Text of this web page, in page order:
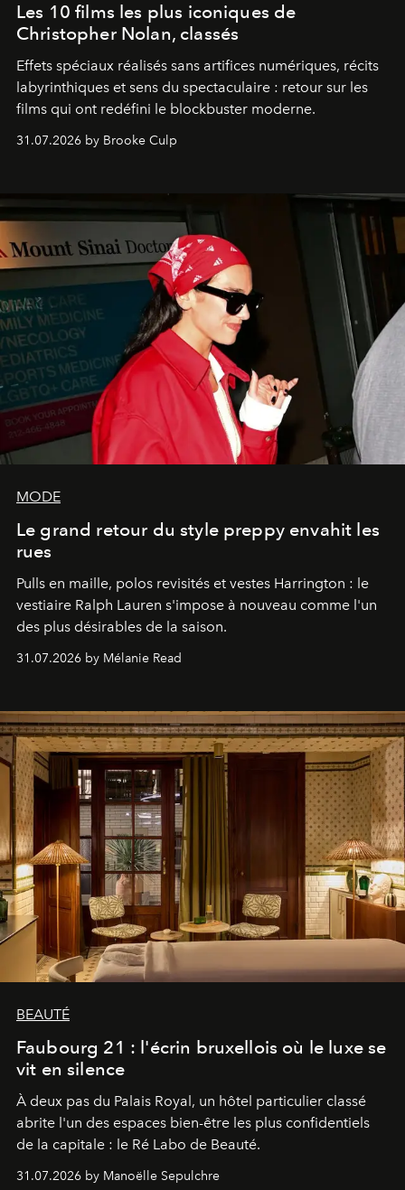
Les 10 films les plus iconiques de
Christopher Nolan, classés
Effets spéciaux réalisés sans artifices numériques, récits
labyrinthiques et sens du spectaculaire : retour sur les
films qui ont redéfini le blockbuster moderne.
31.07.2026 by Brooke Culp
MODE
Le grand retour du style preppy envahit les
rues
Pulls en maille, polos revisités et vestes Harrington : le
vestiaire Ralph Lauren s'impose à nouveau comme l'un
des plus désirables de la saison.
31.07.2026 by Mélanie Read
BEAUTÉ
Faubourg 21 : l'écrin bruxellois où le luxe se
vit en silence
À deux pas du Palais Royal, un hôtel particulier classé
abrite l'un des espaces bien-être les plus confidentiels
de la capitale : le Ré Labo de Beauté.
31.07.2026 by Manoëlle Sepulchre